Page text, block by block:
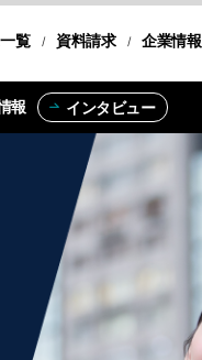
覧
ス 資料請求 企業情報
報 インタビュー